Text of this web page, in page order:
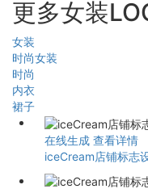
更多女装
女装
时尚女装
时尚
内衣
裙子
在线生成 查看详情
iceCream店铺标志